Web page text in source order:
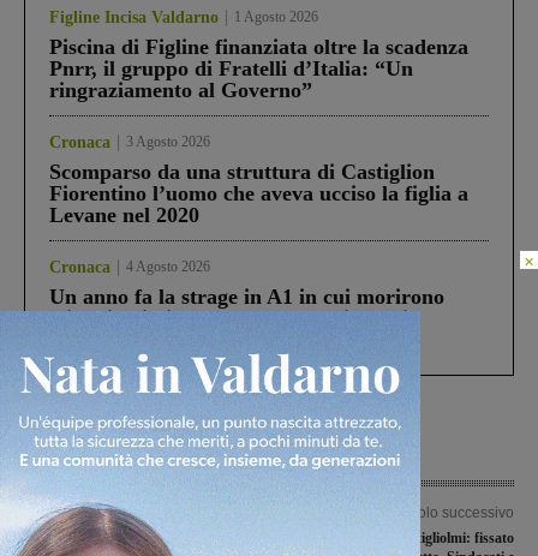
Figline Incisa Valdarno 1 Agosto 2026
Piscina di Figline finanziata oltre la scadenza
Pnrr, il gruppo di Fratelli d’Italia: “Un
ringraziamento al Governo”
Cronaca 3 Agosto 2026
Scomparso da una struttura di Castiglion
Fiorentino l’uomo che aveva ucciso la figlia a
Levane nel 2020
Cronaca 4 Agosto 2026
Un anno fa la strage in A1 in cui morirono
Gianni, Giulia e Franco. Lo schianto, il
processo, lo stop ai sorpassi fra tir....
Articolo precedente
Elezioni, “Insieme per Cavriglia”
Articolo successivo
Vertenza Pratigliolmi: fissato
×